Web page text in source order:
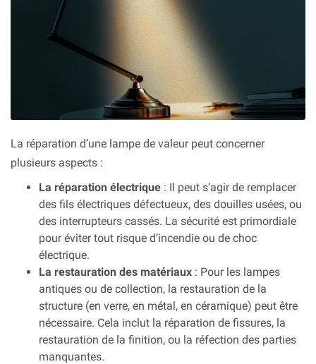
La réparation d’une lampe de valeur peut concerner
plusieurs aspects :
La réparation électrique : Il peut s’agir de remplacer
des fils électriques défectueux, des douilles usées, ou
des interrupteurs cassés. La sécurité est primordiale
pour éviter tout risque d’incendie ou de choc
électrique.
La restauration des matériaux : Pour les lampes
antiques ou de collection, la restauration de la
structure (en verre, en métal, en céramique) peut être
nécessaire. Cela inclut la réparation de fissures, la
restauration de la finition, ou la réfection des parties
manquantes.